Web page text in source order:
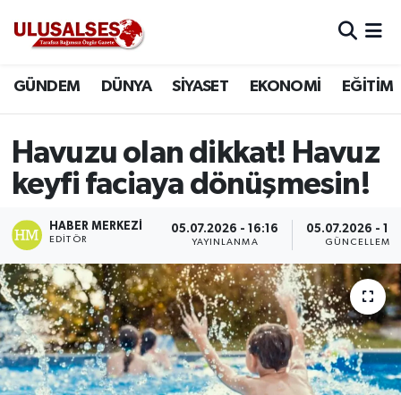
GÜNDEM DÜNYA SİYASET EKONOMİ EĞİTİM
Havuzu olan dikkat! Havuz
keyfi faciaya dönüşmesin!
HABER MERKEZI
EDITÖR
05.07.2026 - 16:16
YAYINLANMA
05.07.2026 -
GÜNCELLEME
DÜNYA
SİYASET
EKONOMİ
SAĞLIK
MAGAZİN
SPOR
Trafik Durumu
Süper Lig Puan Durumu ve Fikstür
Tüm Manşetler
Son Dakika Haberleri
Haber Arşivi